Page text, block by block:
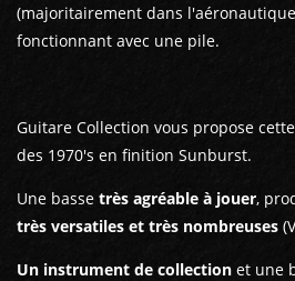
(majoritairement dans
fonctionnant avec une pile.
Guitare Collection vous propose
des 1970's en finition Sunburst.
Une basse très agréable à jouer,
très versatiles et très nombreuses
Un instrument de collection et une